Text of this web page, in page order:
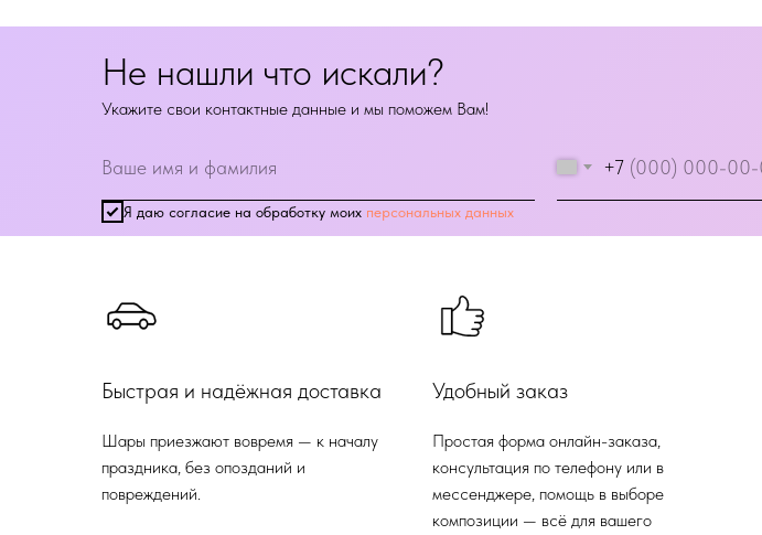
+7
Я даю согласие на обработку моих персональных данных
Не нашли что искали?
Укажите свои контактные данные и мы поможем Вам!
Быстрая и надёжная доставка
Шары приезжают вовремя — к началу
праздника, без опозданий и
повреждений.
Удобный заказ
Простая форма онлайн-заказа,
консультация по телефону или в
мессенджере, помощь в выборе
композиции — всё для вашего